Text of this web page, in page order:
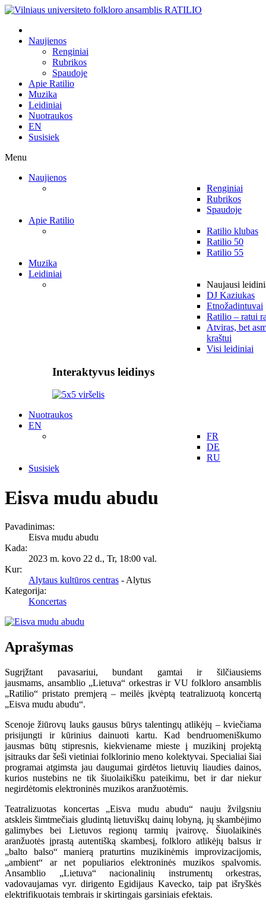
Naujienos
Renginiai
Rubrikos
Spaudoje
Apie Ratilio
Muzika
Leidiniai
Nuotraukos
EN
Susisiek
Menu
Naujienos
Renginiai
Rubrikos
Spaudoje
Apie Ratilio
Ratilio klubas
Ratilio 50
Ratilio 55
Muzika
Leidiniai
Naujausi
DJ Kaziukas
Etnožadintuvai
Ratilio – ratui
Atviras, bet
kraštui
Visi leidiniai
Interaktyvus leidinys
Nuotraukos
EN
FR
DE
RU
Susisiek
Eisva mudu abudu
Pavadinimas:
Eisva mudu abudu
Kada:
2023 m. kovo 22 d., Tr, 18:00 val.
Kur:
Alytaus kultūros centras - Alytus
Kategorija:
Koncertas
Aprašymas
Sugrįžtant pavasariui, bundant gamtai ir šilčiausiems
jausmams, ansamblio „Lietuva“ orkestras ir VU folkloro ansamblis
„Ratilio“ pristato premjerą – meilės įkvėptą teatralizuotą koncertą
„Eisva mudu abudu“.
Scenoje žiūrovų lauks gausus būrys talentingų atlikėjų – kviečiama
prisijungti ir kūrinius dainuoti kartu. Kad bendruomeniškumo
jausmas būtų stipresnis, kiekviename mieste į muzikinį projektą
įsitrauks dar šeši vietiniai folklorinio meno kolektyvai. Specialiai šiai
programai atgimsta jau daugumai girdėtos lietuvių liaudies dainos,
kurios nustebins ne tik šiuolaikišku pateikimu, bet ir dar niekur
negirdėtomis elektroninės muzikos aranžuotėmis.
Teatralizuotas koncertas „Eisva mudu abudu“ nauju žvilgsniu
atskleis šimtmečiais gludintą lietuviškų dainų lobyną, jų skambėjimo
galimybes bei Lietuvos regionų tarmių įvairovę. Šiuolaikinės
aranžuotės įprastą autentišką skambesį, folkloro atlikėjų balsus ir
„balto balso“ manierą praturtins muzikinėmis improvizacijomis,
„ambient“ ar net populiarios elektroninės muzikos spalvomis.
Ansamblio „Lietuva“ nacionalinių instrumentų orkestras,
vadovaujamas vyr. dirigento Egidijaus Kavecko, taip pat išryškės
elektrifikuotais tembrais ir skirtingais garsiniais efektais.